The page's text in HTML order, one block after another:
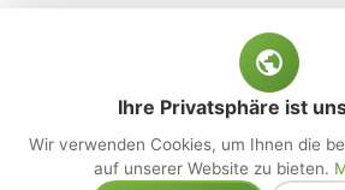
Ihre Privatsphäre ist
Wir verwenden Cookies, um Ihnen die
auf unserer Website zu bieten.